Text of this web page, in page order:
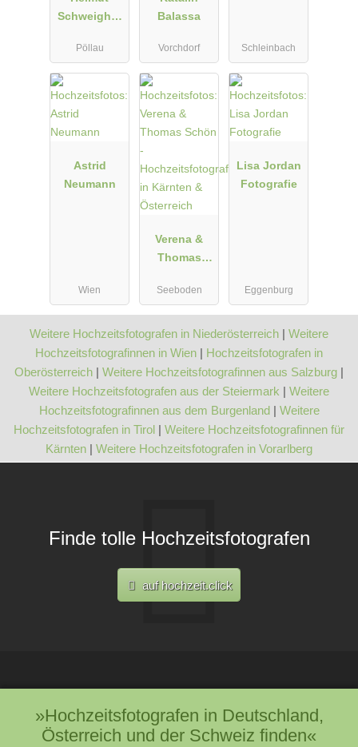
Schweighof
Hochzeitsfot
ograf
Pöllau
Balassa
Vorchdorf Schleinbach
Astrid
Neumann
Wien
Verena &
Thomas
Hochzeitsfot
ografen in
Kärnten &
Österreich
Seeboden
Lisa Jordan
Fotografie
Eggenburg
Weitere Hochzeitsfotografen in Niederösterreich | Weitere
Hochzeitsfotografinnen in Wien | Hochzeitsfotografen in
Oberösterreich | Weitere Hochzeitsfotografinnen aus Salzburg |
Weitere Hochzeitsfotografen aus der Steiermark | Weitere
Hochzeitsfotografinnen aus dem Burgenland| Weitere
Hochzeitsfotografen in Tirol | Weitere Hochzeitsfotografinnen für
Kärnten | Weitere Hochzeitsfotografen in Vorarlberg
Finde tolle Hochzeitsfotografen
auf hochzeit.click
»Hochzeitsfotografen in Deutschland,
Österreich und der Schweiz finden«